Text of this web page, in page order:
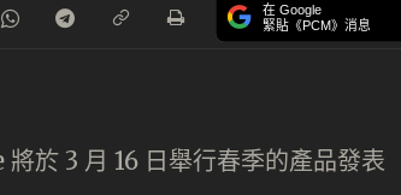
在 Google
緊貼《PCM》消息
於 3 月 16 日舉行春季的產品發表